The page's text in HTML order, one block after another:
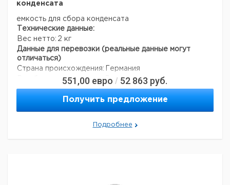
конденсата
емкость для сбора конденсата
Технические данные:
Вес нетто: 2 кг
Данные для перевозки (реальные данные могут
отличаться)
Страна происхождения: Германия
3 кг
551,00 евро / 52 863 руб.
Получить предложение
Подробнее